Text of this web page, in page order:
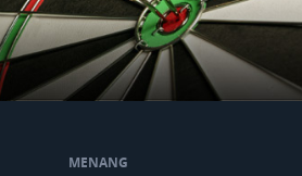
MENANG